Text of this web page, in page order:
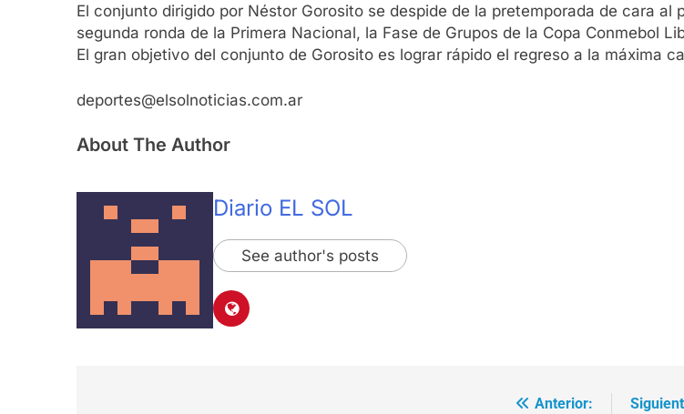
El conjunto dirigido por Néstor Gorosito se despide de la pretemporada de cara
segunda ronda de la Primera Nacional, la Fase de Grupos de la Copa Conmebol
El gran objetivo del conjunto de Gorosito es lograr rápido el regreso a la máxima
deportes@elsolnoticias.com.ar
About The Author
Diario EL SOL
See author's posts
Anterior: